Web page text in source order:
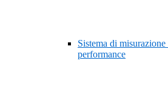
Sistema di
performance